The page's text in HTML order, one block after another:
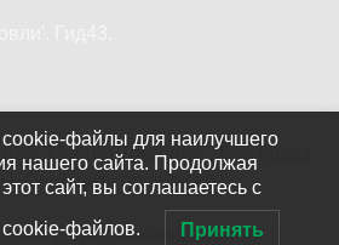
"Мастер Торговли"
. Все права
Сообщить об ошибке.
и продвижение сайтов
файлы для наилучшего
нашего сайта. Продолжая
сайт, вы соглашаетесь с
файлов. Принять